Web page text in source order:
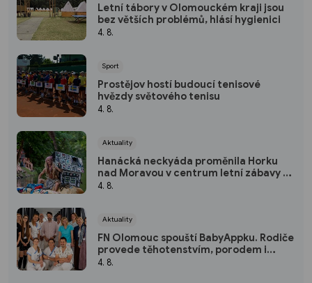
Letní tábory v Olomouckém kraji jsou
bez větších problémů, hlásí hygienici
4. 8.
Sport
Prostějov hostí budoucí tenisové
hvězdy světového tenisu
4. 8.
Aktuality
Hanácká neckyáda proměnila Horku
nad Moravou v centrum letní zábavy a
vodácké fantazie
4. 8.
Aktuality
FN Olomouc spouští BabyAppku. Rodiče
provede těhotenstvím, porodem i
prvními dny s miminkem
4. 8.